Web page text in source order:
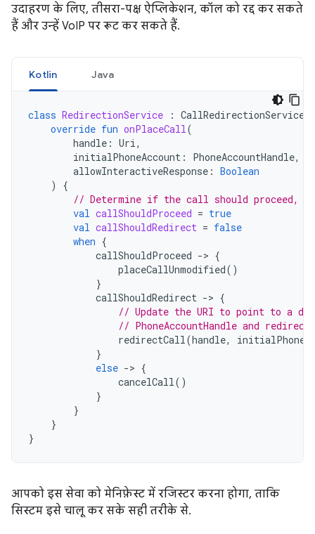
उदाहरण के लिए, तीसरा-पक्ष ऐप्लिकेशन, कॉल को रद्द कर सकते
हैं और उन्हें VoIP पर रूट कर सकते हैं.
Kotlin Java
class RedirectionService : CallRedirectionService
override fun onPlaceCall(
handle : Uri,
initialPhoneAccount : PhoneAccountHandle,
allowInteractiveResponse : Boolean
)
{
// Determine if the call should proceed,
val callShouldProceed = true
val callShouldRedirect = false
when {
callShouldProceed -> {
placeCallUnmodified()
}
callShouldRedirect -> {
// Update the URI to point to a
// PhoneAccountHandle and redirect.
redirectCall(handle,
}
else -> {
cancelCall()
}
}
}
}
आपको इस सेवा को मेनिफ़ेस्ट में रजिस्टर करना होगा, ताकि
सिस्टम इसे चालू कर सके सही तरीके से.